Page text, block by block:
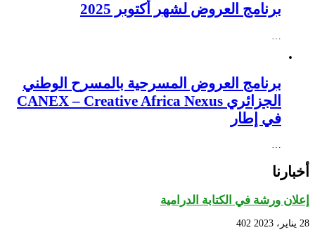
برنامج العروض لشهر أكتوبر 2025
برنامج العروض المسرحية بالمسرح الوطني
الجزائري CANEX – Creative Africa Nexus
في إطار
…
أخبارنا
إعلان ورشة في الكتابة الدرامية
28 يناير، 2023 402